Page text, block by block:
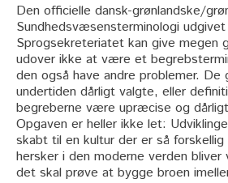
Den officielle dansk-grønlandske/
Sundhedsvæsensterminologi
Sprogsekreteriatet kan give megen
udover ikke at være et
den også have andre problemer. De
undertiden dårligt valgte, eller
begreberne være upræcise og
Opgaven er heller ikke let:
skabt til en kultur der er så
hersker i den moderne verden
det skal prøve at bygge broen